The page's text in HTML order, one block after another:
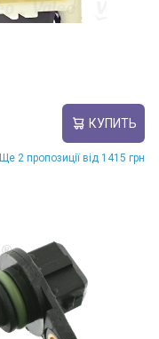
КУПИТЬ
Ще 2 пропозиції від 1415 грн